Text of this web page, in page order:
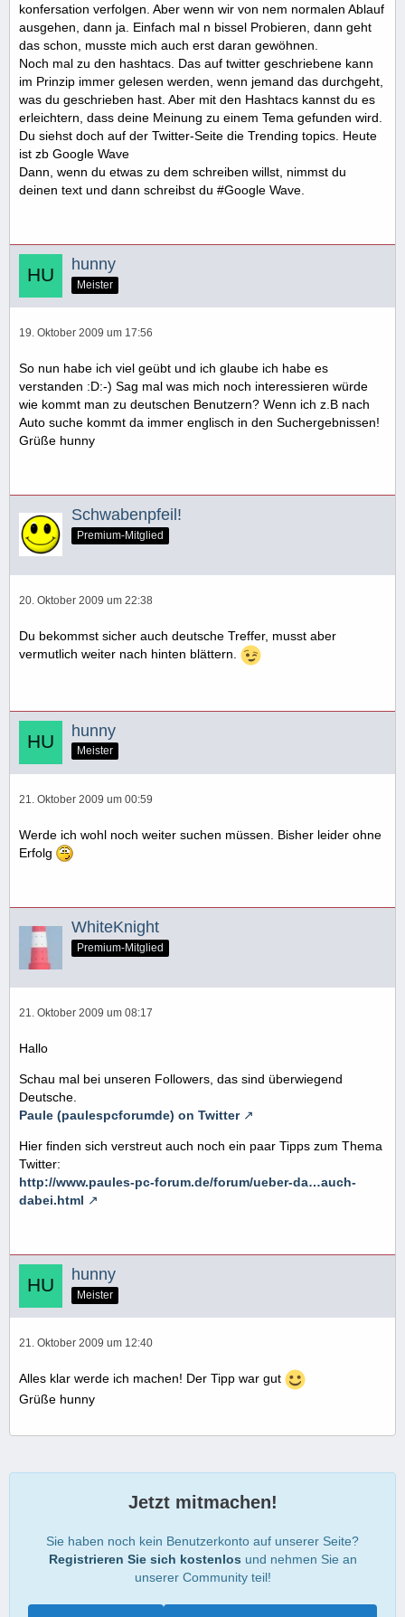
konfersation verfolgen. Aber wenn wir von nem normalen Ablauf
ausgehen, dann ja. Einfach mal n bissel Probieren, dann geht
das schon, musste mich auch erst daran gewöhnen.
Noch mal zu den hashtacs. Das auf twitter geschriebene kann
im Prinzip immer gelesen werden, wenn jemand das durchgeht,
was du geschrieben hast. Aber mit den Hashtacs kannst du es
erleichtern, dass deine Meinung zu einem Tema gefunden wird.
Du siehst doch auf der Twitter-Seite die Trending topics. Heute
ist zb Google Wave
Dann, wenn du etwas zu dem schreiben willst, nimmst du
deinen text und dann schreibst du #Google Wave.
hunny
Meister
19. Oktober 2009 um 17:56
So nun habe ich viel geübt und ich glaube ich habe es
verstanden :D:-) Sag mal was mich noch interessieren würde
wie kommt man zu deutschen Benutzern? Wenn ich z.B nach
Auto suche kommt da immer englisch in den Suchergebnissen!
Grüße hunny
Schwabenpfeil!
Premium-Mitglied
20. Oktober 2009 um 22:38
Du bekommst sicher auch deutsche Treffer, musst aber
vermutlich weiter nach hinten blättern.
hunny
Meister
21. Oktober 2009 um 00:59
Werde ich wohl noch weiter suchen müssen. Bisher leider ohne
Erfolg
WhiteKnight
Premium-Mitglied
21. Oktober 2009 um 08:17
Hallo
Schau mal bei unseren Followers, das sind überwiegend
Deutsche.
Paule (paulespcforumde) on Twitter
Hier finden sich verstreut auch noch ein paar Tipps zum Thema
Twitter:
http://www.paules-pc-forum.de/forum/ueber-da…auch-
dabei.html
hunny
Meister
21. Oktober 2009 um 12:40
Alles klar werde ich machen! Der Tipp war gut
Grüße hunny
Jetzt mitmachen!
Sie haben noch kein Benutzerkonto auf unserer Seite?
Registrieren Sie sich kostenlos und nehmen Sie an
unserer Community teil!